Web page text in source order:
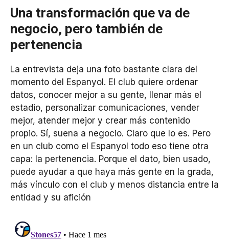
Una transformación que va de
negocio, pero también de
pertenencia
La entrevista deja una foto bastante clara del
momento del Espanyol. El club quiere ordenar
datos, conocer mejor a su gente, llenar más el
estadio, personalizar comunicaciones, vender
mejor, atender mejor y crear más contenido
propio. Sí, suena a negocio. Claro que lo es. Pero
en un club como el Espanyol todo eso tiene otra
capa: la pertenencia. Porque el dato, bien usado,
puede ayudar a que haya más gente en la grada,
más vínculo con el club y menos distancia entre la
entidad y su afición